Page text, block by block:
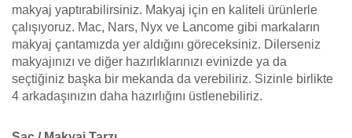
makyaj yaptırabilirsiniz. Makyaj için en kaliteli ürünlerle
çalışıyoruz. Mac, Nars, Nyx ve Lancome gibi markaların
makyaj çantamızda yer aldığını göreceksiniz. Dilerseniz
makyajınızı ve diğer hazırlıklarınızı evinizde ya da
seçtiğiniz başka bir mekanda da verebiliriz. Sizinle birlikte
4 arkadaşınızın daha hazırlığını üstlenebiliriz.